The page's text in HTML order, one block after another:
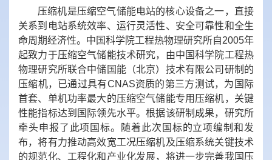
压缩机是压缩空气储能电站的核心设备之一，直接
关系到电站系统效率、运行灵活性、安全可靠性和全生
命周期经济性。中国科学院工程热物理研究所自2005年
起致力于压缩空气储能技术研究，由中国科学院工程热
物理研究所联合中储国能（北京）技术有限公司研制的
压缩机，已通过具有CNAS资质的第三方测试，为国际
首套、单机功率最大的压缩空气储能专用压缩机，关键
性能指标达到国际领先水平。根据该研制成果，研究所
牵头申报了此项国标。随着此次国标的立项编制和发
布，将有力推动高效宽工况压缩机及压缩系统关键技术
的规范化、工程化和产业化发展，将进一步完善我国压